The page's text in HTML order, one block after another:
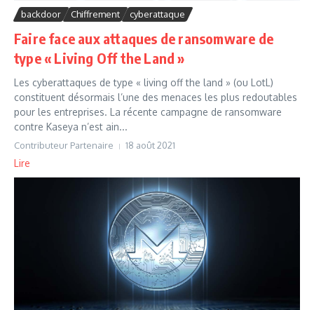
backdoor Chiffrement cyberattaque
Faire face aux attaques de ransomware de
type « Living Off the Land »
Les cyberattaques de type « living off the land » (ou LotL)
constituent désormais l’une des menaces les plus redoutables
pour les entreprises. La récente campagne de ransomware
contre Kaseya n’est ain...
Contributeur Partenaire 18 août 2021
Lire